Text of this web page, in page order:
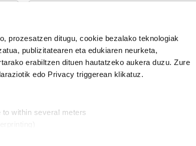
prozesatzen ditugu, cookie bezalako teknologiak
publizitatearen eta edukiaren neurketa,
erabiltzen dituen hautatzeko aukera duzu. Zure
edo Privacy triggerean klikatuz.
within several meters
Harpidetu